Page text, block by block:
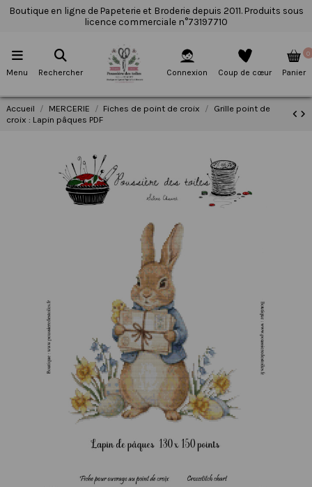
Boutique en ligne de Papeterie et Broderie depuis 2011. Produits sous
licence commerciale n°73197710
Menu Rechercher Connexion Coup de cœur
0
Panier
Accueil MERCERIE Fiches de point de croix
Grille point de
croix : Lapin pâques PDF